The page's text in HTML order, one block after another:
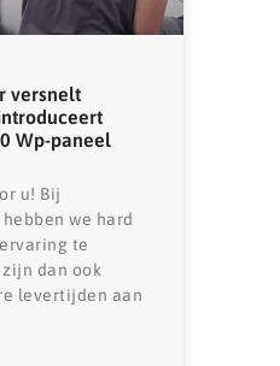
versnelt
Wp-paneel
u! Bij
we hard
te
dan ook
levertijden aan